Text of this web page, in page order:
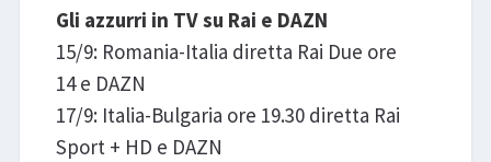
Gli azzurri in TV su Rai e DAZN
15/9: Romania-Italia diretta Rai Due ore
14 e DAZN
17/9: Italia-Bulgaria ore 19.30 diretta Rai
Sport + HD e DAZN